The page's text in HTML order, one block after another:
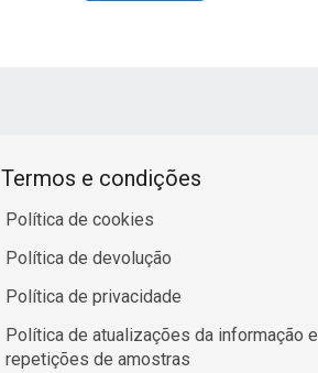
Termos e condições
Política de cookies
Política de devolução
Política de privacidade
Política de atualizações da informação e
repetições de amostras